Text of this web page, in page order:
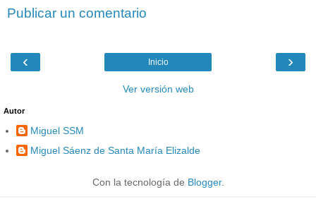
Publicar un comentario
‹ ›
Inicio
Ver versión web
Autor
Miguel SSM
Miguel Sáenz de Santa María Elizalde
Con la tecnología de Blogger.